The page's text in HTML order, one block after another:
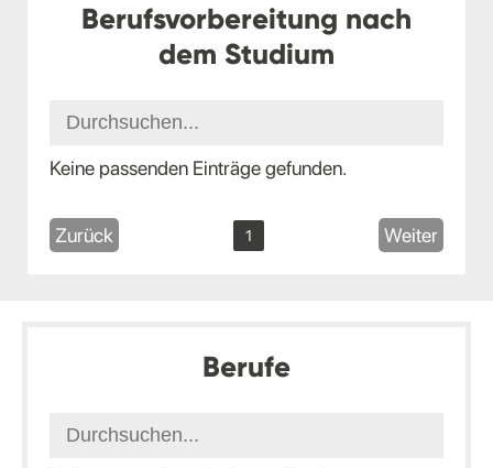
Berufsvorbereitung nach
dem Studium
Keine passenden Einträge gefunden.
Zurück 1 Weiter
Berufe